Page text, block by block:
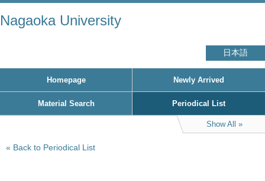
Nagaoka University
日本語
Homepage Newly Arrived
Material Search Periodical List
Show All
Back to Periodical List